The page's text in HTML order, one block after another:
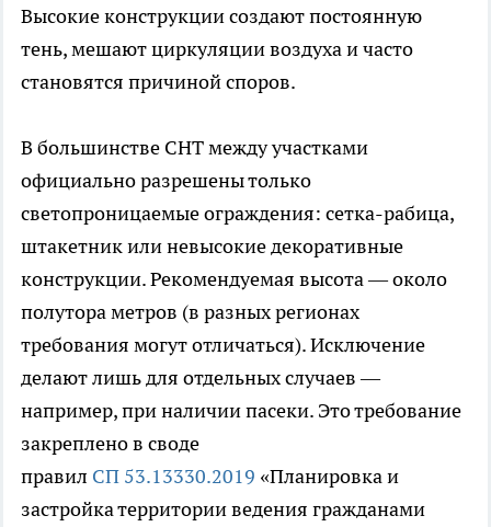
Высокие конструкции создают постоянную
тень, мешают циркуляции воздуха и часто
становятся причиной споров.
В большинстве СНТ между участками
официально разрешены только
светопроницаемые ограждения: сетка-рабица,
штакетник или невысокие декоративные
конструкции. Рекомендуемая высота — около
полутора метров (в разных регионах
требования могут отличаться). Исключение
делают лишь для отдельных случаев —
например, при наличии пасеки. Это требование
закреплено в своде
правил СП 53.13330.2019 «Планировка и
застройка территории ведения гражданами